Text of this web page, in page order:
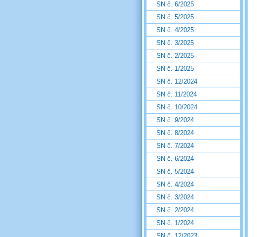
SN č. 6/2025
SN č. 5/2025
SN č. 4/2025
SN č. 3/2025
SN č. 2/2025
SN č. 1/2025
SN č. 12/2024
SN č. 11/2024
SN č. 10/2024
SN č. 9/2024
SN č. 8/2024
SN č. 7/2024
SN č. 6/2024
SN č. 5/2024
SN č. 4/2024
SN č. 3/2024
SN č. 2/2024
SN č. 1/2024